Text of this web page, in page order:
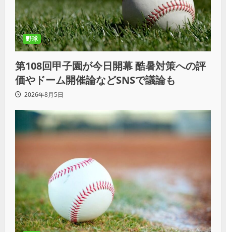
野球
第108回甲子園が今日開幕 酷暑対策への評
価やドーム開催論などSNSで議論も
2026年8月5日